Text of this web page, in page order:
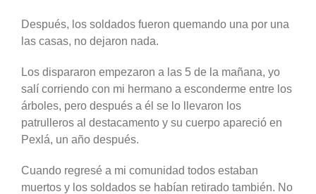
Después, los soldados fueron quemando una por una
las casas, no dejaron nada.
Los dispararon empezaron a las 5 de la mañana, yo
salí corriendo con mi hermano a esconderme entre los
árboles, pero después a él se lo llevaron los
patrulleros al destacamento y su cuerpo apareció en
Pexlá, un año después.
Cuando regresé a mi comunidad todos estaban
muertos y los soldados se habían retirado también. No